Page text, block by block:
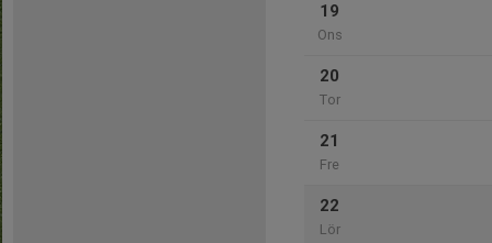
19
Ons
20
Tor
21
Fre
22
Lör